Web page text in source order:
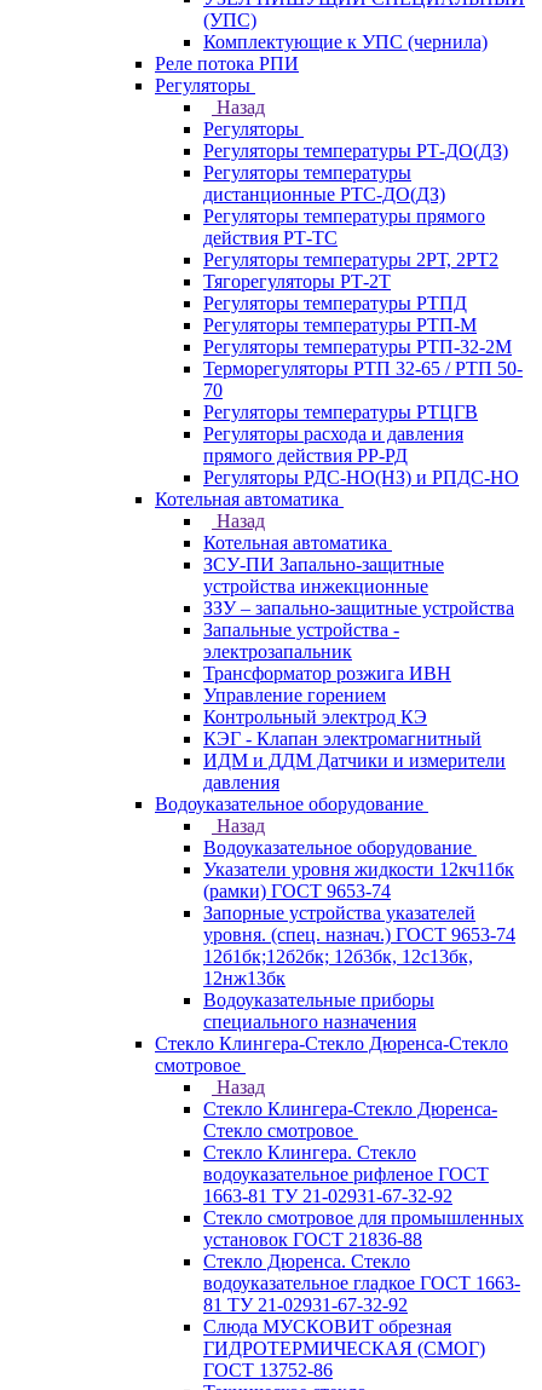
(УПС)
Комплектующие к УПС (чернила)
Реле потока РПИ
Регуляторы
Назад
Регуляторы
Регуляторы температуры РТ-ДО(ДЗ)
Регуляторы температуры
дистанционные РТС-ДО(ДЗ)
Регуляторы температуры прямого
действия РТ-ТС
Регуляторы температуры 2РТ, 2РT2
Тягорегуляторы РТ-2Т
Регуляторы температуры РТПД
Регуляторы температуры РТП-M
Регуляторы температуры РТП-32-2М
Терморегуляторы РТП 32-65 / РТП 50-
70
Регуляторы температуры РТЦГВ
Регуляторы расхода и давления
прямого действия РР-РД
Регуляторы РДС-НО(НЗ) и РПДС-НО
Котельная автоматика
Назад
Котельная автоматика
ЗСУ-ПИ Запально-защитные
устройства инжекционные
ЗЗУ – запально-защитные устройства
Запальные устройства -
электрозапальник
Трансформатор розжига ИВН
Управление горением
Контрольный электрод КЭ
КЭГ - Клапан электромагнитный
ИДМ и ДДМ Датчики и измерители
давления
Водоуказательное оборудование
Назад
Водоуказательное оборудование
Указатели уровня жидкости 12кч11бк
(рамки) ГОСТ 9653-74
Запорные устройства указателей
уровня. (спец. назнач.) ГОСТ 9653-74
12б1бк;12б2бк; 12б3бк, 12с13бк,
12нж13бк
Водоуказательные приборы
специального назначения
Стекло Клингера-Стекло Дюренса-Стекло
смотровое
Назад
Стекло Клингера-Стекло Дюренса-
Стекло смотровое
Стекло Клингера. Стекло
водоуказательное рифленое ГОСТ
1663-81 ТУ 21-02931-67-32-92
Стекло смотровое для промышленных
установок ГОСТ 21836-88
Стекло Дюренса. Стекло
водоуказательное гладкое ГОСТ 1663-
81 ТУ 21-02931-67-32-92
Слюда МУСКОВИТ обрезная
ГИДРОТЕРМИЧЕСКАЯ (СМОГ)
ГОСТ 13752-86